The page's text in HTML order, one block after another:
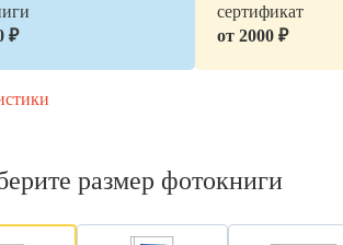
₽
сертификат
от 2000 ₽
размер фотокниги